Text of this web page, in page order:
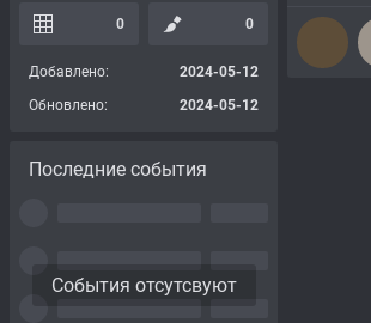
0 0
Добавлено:
2024-05-12
Обновлено:
2024-05-12
Последние события
События отсутсвуют